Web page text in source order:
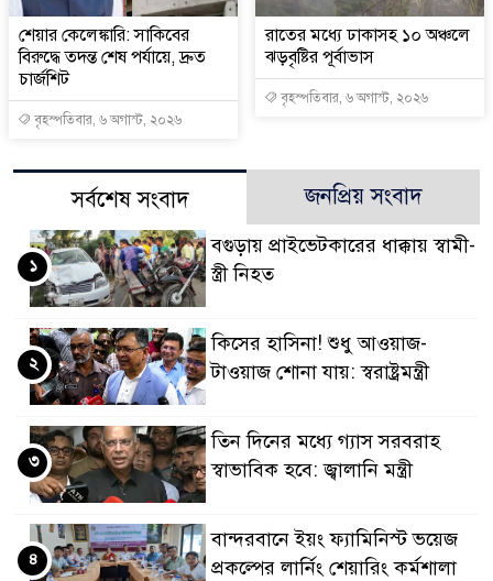
শেয়ার কেলেঙ্কারি: সাকিবের
বিরুদ্ধে তদন্ত শেষ পর্যায়ে, দ্রুত
চার্জশিট
বৃহস্পতিবার, ৬ অগাস্ট, ২০২৬
রাতের মধ্যে ঢাকাসহ ১০ অঞ্চলে
ঝড়বৃষ্টির পূর্বাভাস
বৃহস্পতিবার, ৬ অগাস্ট, ২০২৬
সর্বশেষ সংবাদ জনপ্রিয় সংবাদ
বগুড়ায় প্রাইভেটকারের ধাক্কায় স্বামী-
স্ত্রী নিহত
১
কিসের হাসিনা! শুধু আওয়াজ-
টাওয়াজ শোনা যায়: স্বরাষ্ট্রমন্ত্রী
২
তিন দিনের মধ্যে গ্যাস সরবরাহ
স্বাভাবিক হবে: জ্বালানি মন্ত্রী
৩
বান্দরবানে ইয়ং ফ্যামিনিস্ট ভয়েজ
প্রকল্পের লার্নিং শেয়ারিং কর্মশালা
৪